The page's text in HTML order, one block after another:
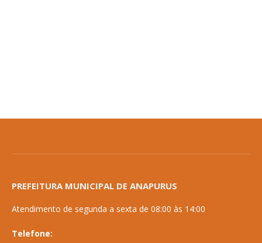
PREFEITURA MUNICIPAL DE ANAPURUS
Atendimento de segunda a sexta de 08:00 às 14:00
Telefone: